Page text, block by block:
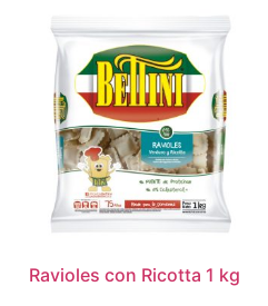
Ravioles con Ricotta 1 kg